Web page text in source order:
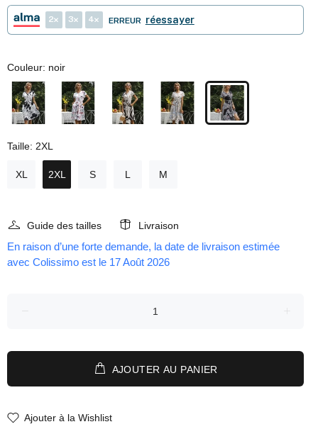
2 3 4 ERREUR réessayer
Couleur: noir
Taille: 2XL
XL 2XL S L M
Guide des tailles Livraison
En raison d’une forte demande, la date de livraison estimée
avec Colissimo est le 17 Août 2026
AJOUTER AU PANIER
Ajouter à la Wishlist